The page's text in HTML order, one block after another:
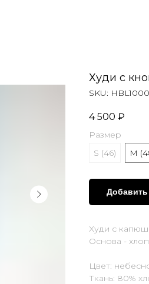
Худи с
SKU:
4 500 ₽
Размер
S (46)
M
Добавить
Худи с
Основа -
Цвет:
Ткань: 80%